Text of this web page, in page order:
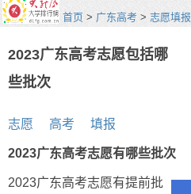
首页 > 广东高考 > 志愿填报
2023广东高考志愿包括哪
些批次
志愿 高考 填报
2023广东高考志愿有哪些批次
2023广东高考志愿有提前批